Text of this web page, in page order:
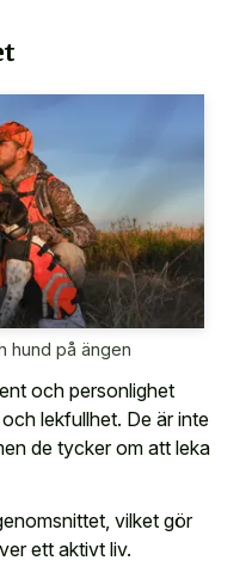
hund på ängen
och personlighet
lekfullhet. De är inte
de tycker om att leka
vilket gör
ett aktivt liv.